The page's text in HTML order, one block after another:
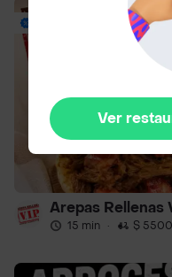
Arepas Rellenas
15 min · $ 5500
Ver